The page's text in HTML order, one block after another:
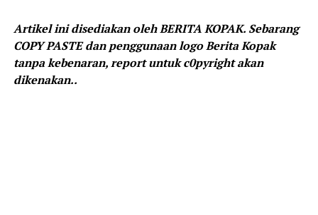
Artikel ini disediakan oleh BERITA KOPAK. Sebarang
COPY PASTE dan penggunaan logo Berita Kopak
tanpa kebenaran, report untuk c0pyright akan
dikenakan..